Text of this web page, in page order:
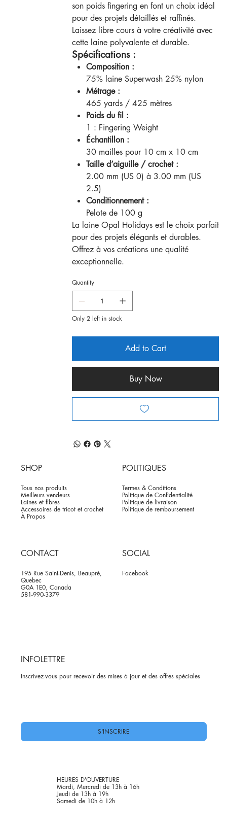
son poids fingering en font un choix idéal
pour des projets détaillés et raffinés.
Laissez libre cours à votre créativité avec
cette laine polyvalente et durable.
Spécifications :
Composition :
75% laine Superwash 25% nylon
Métrage :
465 yards / 425 mètres
Poids du fil :
1 : Fingering Weight
Échantillon :
30 mailles pour 10 cm x 10 cm
Taille d’aiguille / crochet :
2.00 mm (US 0) à 3.00 mm (US
2.5)
Conditionnement :
Pelote de 100 g
La laine Opal Holidays est le choix parfait
pour des projets élégants et durables.
Offrez à vos créations une qualité
exceptionnelle.
Quantity
Only 2 left in stock
Add to Cart
Buy Now
SHOP
Tous nos produits
Meilleurs vendeurs
Laines et fibres
Accessoires de tricot et crochet
À Propos
POLITIQUES
Termes & Conditions
Politique de Confidentialité
Politique de livraison
Politique de remboursement
CONTACT
195 Rue Saint-Denis, Beaupré,
Quebec
G0A 1E0, Canada
581-990-3379
SOCIAL
Facebook
INFOLETTRE
Inscrivez-vous pour recevoir des mises à jour et des offres spéciales
S'INSCRIRE
HEURES D'OUVERTURE
Mardi, Mercredi de 13h à 16h
Jeudi de 13h à 19h
Samedi de 10h à 12h